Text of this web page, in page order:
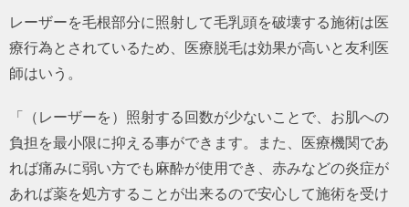
レーザーを毛根部分に照射して毛乳頭を破壊する施術は医
療行為とされているため、医療脱毛は効果が高いと友利医
師はいう。
「（レーザーを）照射する回数が少ないことで、お肌への
負担を最小限に抑える事ができます。また、医療機関であ
れば痛みに弱い方でも麻酔が使用でき、赤みなどの炎症が
あれば薬を処方することが出来るので安心して施術を受け